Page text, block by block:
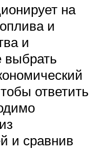
на
и
и
выбрать
ответить
и сравнив